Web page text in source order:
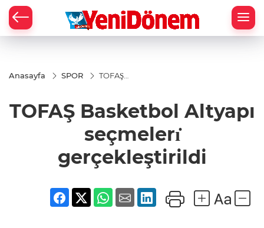
Anasayfa SPOR
TOFAŞ
seçmelerı̇
gerçekleştirildi
TOFAŞ Basketbol Altyapı
seçmelerı̇
gerçekleştirildi